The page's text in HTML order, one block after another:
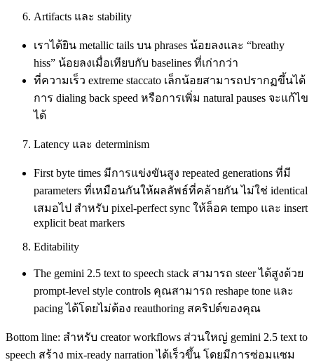
Artifacts และ stability
เราได้ยิน metallic tails บน phrases น้อยลงและ “breathy
hiss” น้อยลงเมื่อเทียบกับ baselines ที่เก่ากว่า
ที่ความเร็ว extreme staccato เล็กน้อยสามารถปรากฏขึ้นได้
การ dialing back speed หรือการเพิ่ม natural pauses จะแก้ไข
ได้
Latency และ determinism
First byte times มีการแข่งขันสูง repeated generations ที่มี
parameters ที่เหมือนกันให้ผลลัพธ์ที่คล้ายกัน ไม่ใช่ identical
เสมอไป สำหรับ pixel‑perfect sync ให้ล็อค tempo และ insert
explicit beat markers
Editability
The gemini 2.5 text to speech stack สามารถ steer ได้สูงด้วย
prompt‑level style controls คุณสามารถ reshape tone และ
pacing ได้โดยไม่ต้อง reauthoring สคริปต์ของคุณ
Bottom line: สำหรับ creator workflows ส่วนใหญ่ gemini 2.5 text to
speech สร้าง mix‑ready narration ได้เร็วขึ้น โดยมีการซ่อมแซม